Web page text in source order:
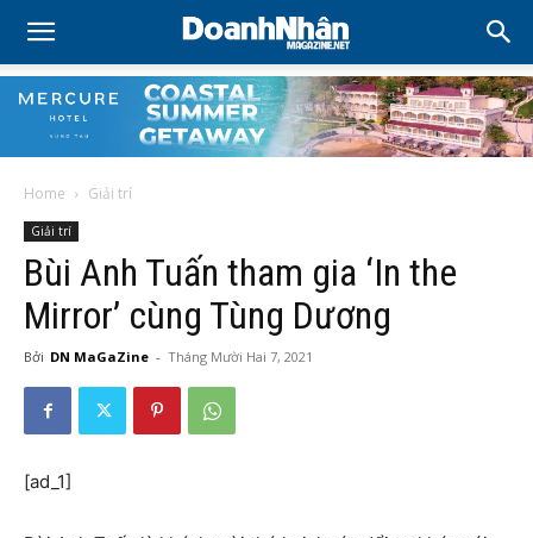
Home Giải trí
Giải trí
Bùi Anh Tuấn tham gia ‘In the
Mirror’ cùng Tùng Dương
Bởi DN MaGaZine - Tháng Mười Hai 7, 2021
[ad_1]